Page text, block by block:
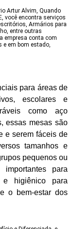
Artur Alvim, Quando
você encontra serviços
Armários para
entre outras
empresa conta com
em bom estado,
para áreas de
escolares e
como aço
essas mesas são
e serem fáceis de
tamanhos e
pequenos ou
para
e higiênico para
o bem-estar dos